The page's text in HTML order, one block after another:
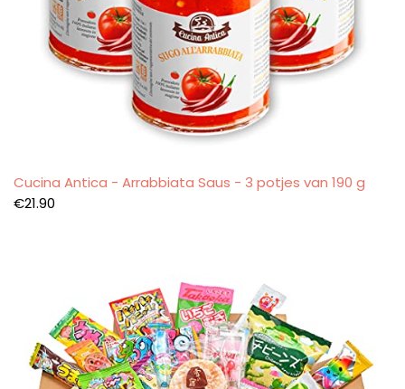
Cucina Antica - Arrabbiata Saus - 3 potjes van 190 g
€21.90